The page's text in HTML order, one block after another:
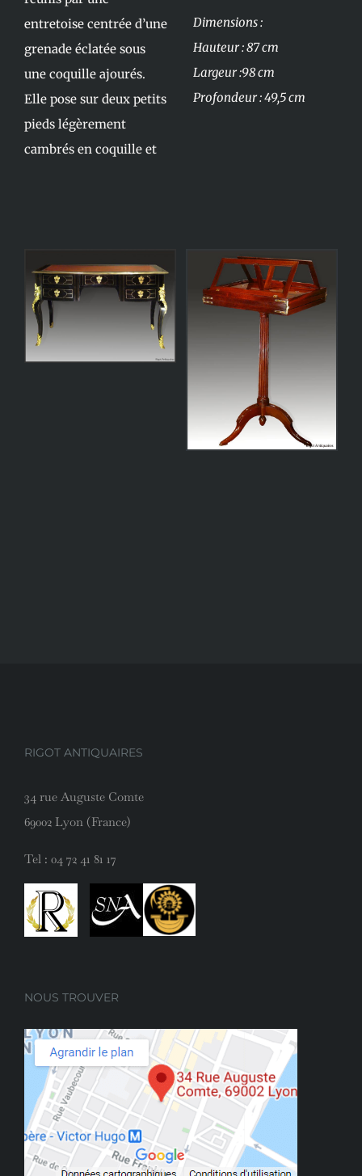
entretoise centrée d’une
grenade éclatée sous
une coquille ajourés.
Elle pose sur deux petits
pieds légèrement
cambrés en coquille et
Dimensions :
Hauteur : 87 cm
Largeur :98 cm
Profondeur : 49,5 cm
RIGOT ANTIQUAIRES
34 rue Auguste Comte
69002 Lyon (France)
Tel : 04 72 41 81 17
NOUS TROUVER